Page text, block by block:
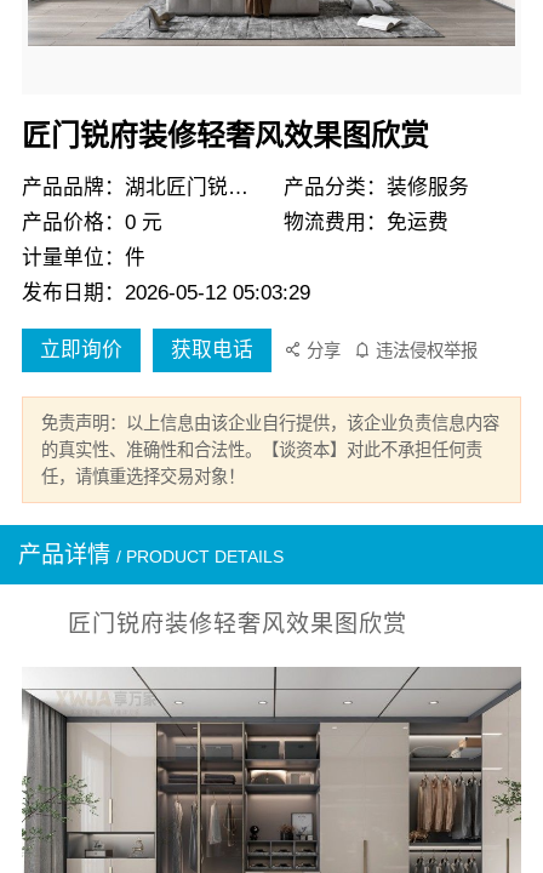
匠门锐府装修轻奢风效果图欣赏
产品品牌：湖北匠门锐府装饰
产品分类：装修服务
产品价格：0 元
物流费用：免运费
计量单位：件
发布日期：2026-05-12 05:03:29
立即询价 获取电话 分享 违法侵权举报
免责声明：以上信息由该企业自行提供，该企业负责信息内容
的真实性、准确性和合法性。【谈资本】对此不承担任何责
任，请慎重选择交易对象！
产品详情 / PRODUCT DETAILS
匠门锐府装修轻奢风效果图欣赏